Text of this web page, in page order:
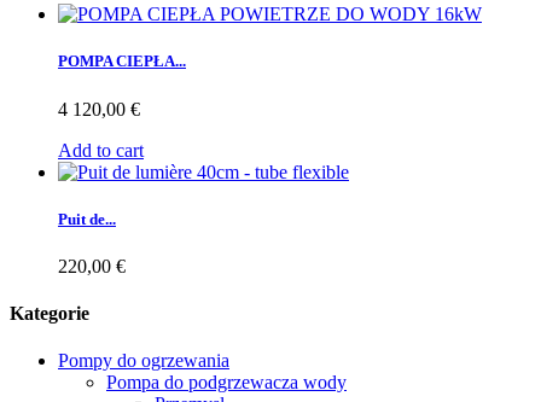
POMPA CIEPŁA...
4 120,00 €
Add to cart
Puit de...
220,00 €
Kategorie
Pompy do ogrzewania
Pompa do podgrzewacza wody